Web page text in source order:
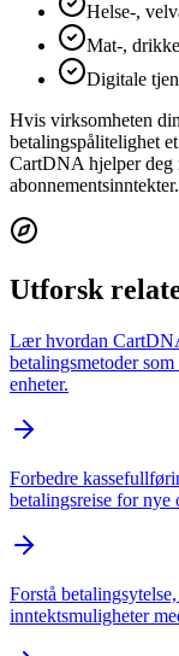
Helse-,
Mat-,
Digitale
Hvis virksomheten
betalingspålitelighet
CartDNA hjelper deg
abonnementsinntekter.
Utforsk
Lær hvordan
betalingsmetoder
enheter.
Forbedre
betalingsreise for nye
Forstå
inntektsmuligheter